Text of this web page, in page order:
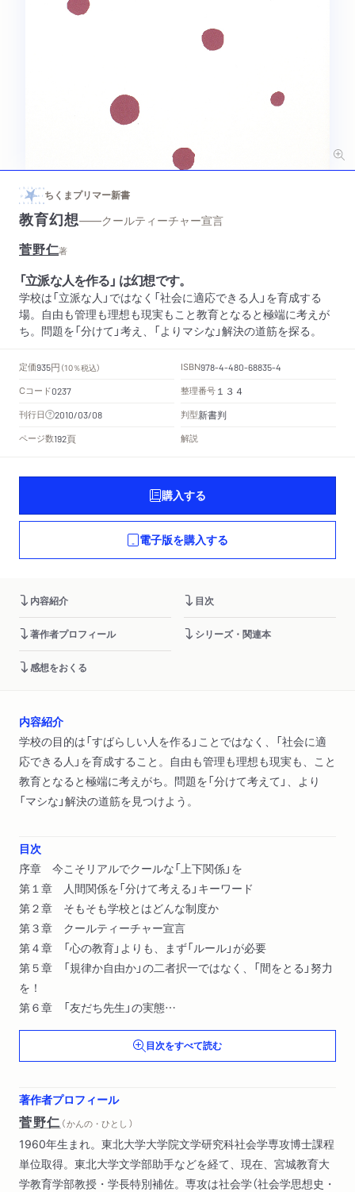
ちくまプリマー新書
教育幻想——クールティーチャー宣言
菅野仁著
「立派な人を作る」 は幻想です。
学校は「立派な人」ではなく「社会に適応できる人」を育成する
場。自由も管理も理想も現実もこと教育となると極端に考えが
ち。問題を「分けて」考え、「よりマシな」解決の道筋を探る。
定価935円 （10％税込） ISBN978-4-480-68835-4
Cコード0237 整理番号 １３４
刊行日 2010/03/08 判型新書判
ページ数192頁 解説
購入する
電子版を購入する
内容紹介 目次
著作者プロフィール シリーズ・関連本
感想をおくる
内容紹介
学校の目的は「すばらしい人を作る」ことではなく、「社会に適
応できる人」を育成すること。自由も管理も理想も現実も、こと
教育となると極端に考えがち。問題を「分けて考えて」、より
「マシな」解決の道筋を見つけよう。
目次
序章 今こそリアルでクールな「上下関係」を
第１章 人間関係を「分けて考える」キーワード
第２章 そもそも学校とはどんな制度か
第３章 クールティーチャー宣言
第４章 「心の教育」よりも、まず「ルール」が必要
第５章 「規律か自由か」の二者択一ではなく、「間をとる」努力
を！
第６章 「友だち先生」の実態
第７章 しつけは学校の責任か？
目次をすべて読む
著作者プロフィール
菅野仁 （ かんの・ひとし ）
1960年生まれ。東北大学大学院文学研究科社会学専攻博士課程
単位取得。東北大学文学部助手などを経て、現在、宮城教育大
学教育学部教授・学長特別補佐。専攻は社会学（社会学思想史・